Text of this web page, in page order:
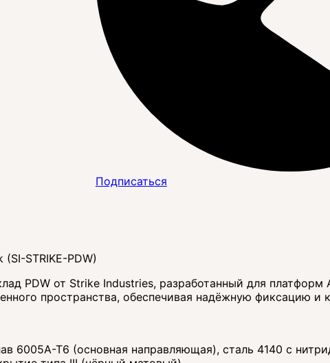
Подписаться
STRIKE-PDW)
PDW от Strike Industries, разработанный для
пространства, обеспечивая надёжную фиксацию и
6005A-T6 (основная направляющая), сталь 4140 с